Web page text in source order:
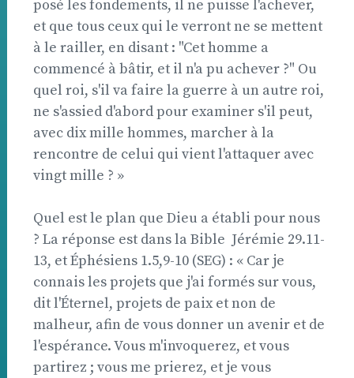
posé les fondements, il ne puisse l'achever,
et que tous ceux qui le verront ne se mettent
à le railler, en disant : "Cet homme a
commencé à bâtir, et il n'a pu achever ?" Ou
quel roi, s'il va faire la guerre à un autre roi,
ne s'assied d'abord pour examiner s'il peut,
avec dix mille hommes, marcher à la
rencontre de celui qui vient l'attaquer avec
vingt mille ? »
Quel est le plan que Dieu a établi pour nous
? La réponse est dans la Bible  Jérémie 29.11-
13, et Éphésiens 1.5,9-10 (SEG) : « Car je
connais les projets que j'ai formés sur vous,
dit l'Éternel, projets de paix et non de
malheur, afin de vous donner un avenir et de
l'espérance. Vous m'invoquerez, et vous
partirez ; vous me prierez, et je vous